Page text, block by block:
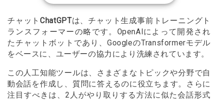
チャットChatGPTは、チャット生成事前トレーニングト
ランスフォーマーの略です。OpenAIによって開発され
たチャットボットであり、GoogleのTransformerモデル
をベースに、ユーザーの協力により洗練されています。
この人工知能ツールは、さまざまなトピックや分野で自
動会話を作成し、質問に答えるのに役立ちます。さらに
注目すべきは、2人がやり取りする方法に似た会話形式